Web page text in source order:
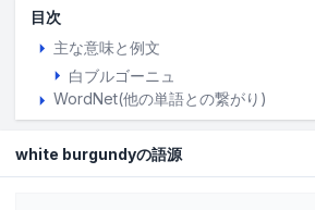
目次
主な意味と例文
白ブルゴーニュ
WordNet(他の単語との繋がり)
white burgundyの語源